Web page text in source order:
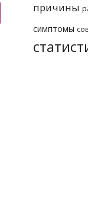
причины
симптомы